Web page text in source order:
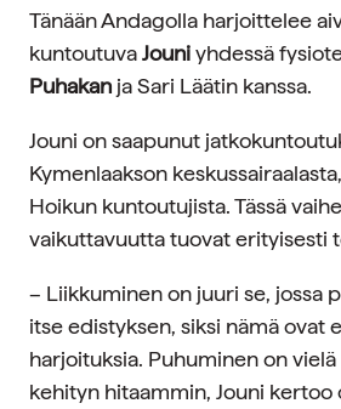
Tänään Andagolla harjoittelee
kuntoutuvaJouniyhdessä
Puhakan ja Sari Läätin kanssa.
Jouni on saapunut
Kymenlaakson
Hoikun kuntoutujista. Tässä
vaikuttavuutta tuovat erityisesti
– Liikkuminen on juuri se, jossa
itse edistyksen, siksi nämä ovat
harjoituksia. Puhuminen on vielä
kehityn hitaammin, Jouni kertoo